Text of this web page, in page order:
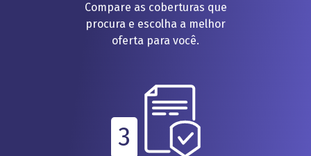
Compare as coberturas que
procura e escolha a melhor
oferta para você.
3